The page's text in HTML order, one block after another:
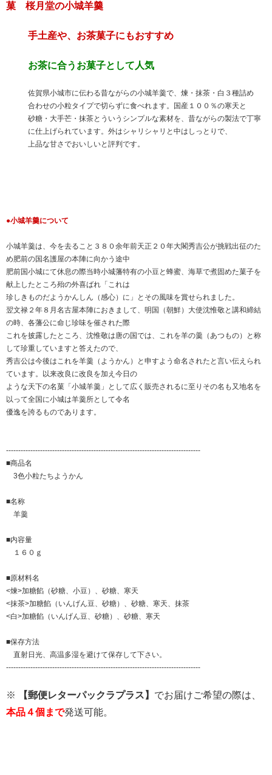
菓 桜月堂の小城羊羹
手土産や、お茶菓子にもおすすめ
お茶に合うお菓子として人気
佐賀県小城市に伝わる昔ながらの小城羊羹で、煉・抹茶・白３種詰め
合わせの小粒タイプで切らずに食べれます。国産１００％の寒天と
砂糖・大手芒・抹茶とういうシンプルな素材を、昔ながらの製法で丁寧
に仕上げられています。外はシャリシャリと中はしっとりで、
上品な甘さでおいしいと評判です。
●小城羊羹について
小城羊羹は、今を去ること３８０余年前天正２０年大閣秀吉公が挑戦出征のた
め肥前の国名護屋の本陣に向かう途中
肥前国小城にて休息の際当時小城藩特有の小豆と蜂蜜、海草で煮固めた菓子を
献上したところ殆の外喜ばれ「これは
珍しきものだようかんしん（感心）に」とその風味を賞せられました。
翌文禄２年８月名古屋本陣におきまして、明国（朝鮮）大使沈惟敬と講和締結
の時、各藩公に命じ珍味を催された際
これを披露したところ、沈惟敬は唐の国では、これを羊の羹（あつもの）と称
して珍重していますと答えたので、
秀吉公は今後はこれを羊羹（ようかん）と申すよう命名されたと言い伝えられ
ています。以来改良に改良を加え今日の
ような天下の名菓「小城羊羹」として広く販売されるに至りその名も又地名を
以って全国に小城は羊羹所として令名
優逸を誇るものであります。
--------------------------------------------------------------------------------
■商品名
3色小粒たちようかん
■名称
羊羹
■内容量
１６０ｇ
■原材料名
<煉>加糖餡（砂糖、小豆）、砂糖、寒天
<抹茶>加糖餡（いんげん豆、砂糖）、砂糖、寒天、抹茶
<白>加糖餡（いんげん豆、砂糖）、砂糖、寒天
■保存方法
直射日光、高温多湿を避けて保存して下さい。
--------------------------------------------------------------------------------
※ 【郵便レターパックラプラス】 でお届けご希望の際は、
本品４個まで発送可能。